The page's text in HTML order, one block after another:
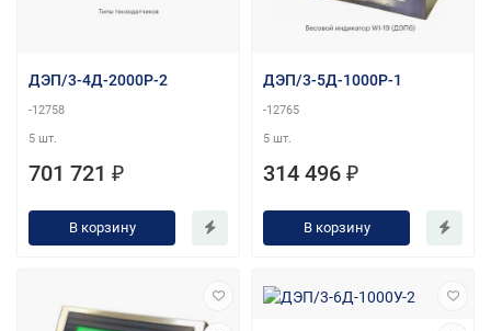
ДЭП/3-4Д-2000Р-2
-12758
5 шт.
701 721 ₽
В корзину
ДЭП/3-5Д-1000Р-1
-12765
5 шт.
314 496 ₽
В корзину